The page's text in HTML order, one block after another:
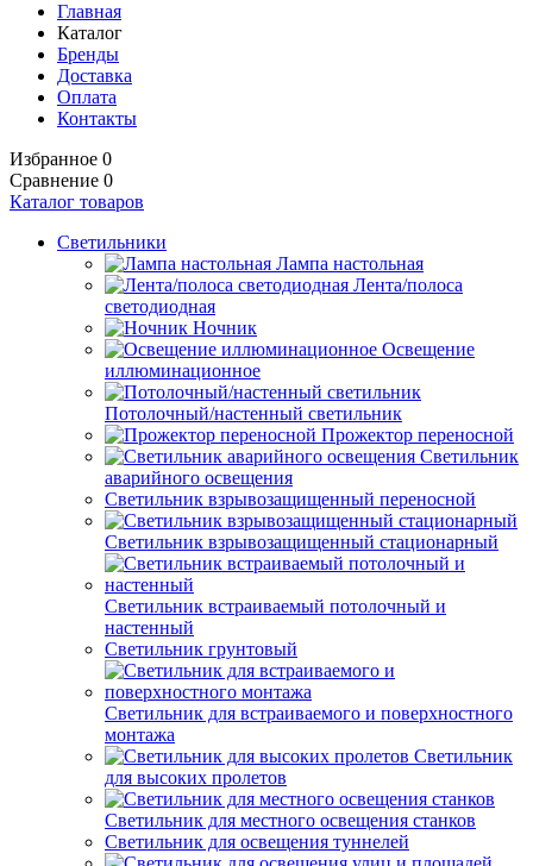
Главная
Каталог
Бренды
Доставка
Оплата
Контакты
Избранное 0
Сравнение 0
Каталог товаров
Светильники
Лампа настольная
Лента/полоса
светодиодная
Ночник
Освещение
иллюминационное
Потолочный/настенный светильник
Прожектор переносной
Светильник
аварийного освещения
Светильник взрывозащищенный переносной
Светильник взрывозащищенный стационарный
Светильник встраиваемый потолочный и
настенный
Светильник грунтовый
Светильник для встраиваемого и поверхностного
монтажа
Светильник
для высоких пролетов
Светильник для местного освещения станков
Светильник для освещения туннелей